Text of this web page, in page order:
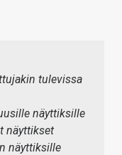
tulevissa
näyttiksille
näyttikset
näyttiksille